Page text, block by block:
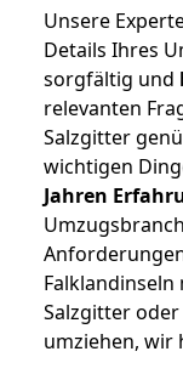
Unsere
Details Ihres
sorgfältig und
relevanten
Salzgitter
wichtigen
Jahren
Falklandinseln
Salzgitter
umziehen, wir